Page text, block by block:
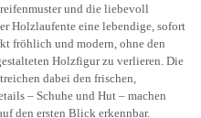
und die liebevoll
Holzlaufente eine lebendige, sofort
fröhlich und modern, ohne den
Holzfigur zu verlieren. Die
dabei den frischen,
– Schuhe und Hut – machen
den ersten Blick erkennbar.